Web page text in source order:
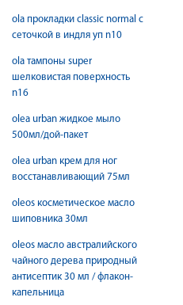
ola прокладки classic normal с
сеточкой в индля уп n10
ola тампоны super
шелковистая поверхность
n16
olea urban жидкое мыло
500мл/дой-пакет
olea urban крем для ног
восстанавливающий 75мл
oleos косметическое масло
шиповника 30мл
oleos масло австралийского
чайного дерева природный
антисептик 30 мл / флакон-
капельница